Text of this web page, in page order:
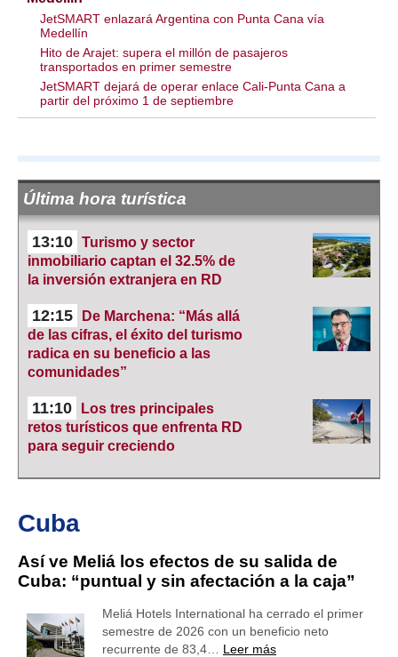
JetSMART enlazará Argentina con Punta Cana vía
Medellín
Hito de Arajet: supera el millón de pasajeros
transportados en primer semestre
JetSMART dejará de operar enlace Cali-Punta Cana a
partir del próximo 1 de septiembre
Última hora turística
13:10 Turismo y sector
inmobiliario captan el 32.5% de
la inversión extranjera en RD
12:15
De Marchena: “Más allá
de las cifras, el éxito del turismo
radica en su beneficio a las
comunidades”
11:10
Los tres principales
retos turísticos que enfrenta RD
para seguir creciendo
Cuba
Así ve Meliá los efectos de su salida de
Cuba: “puntual y sin afectación a la caja”
Meliá Hotels International ha cerrado el primer
semestre de 2026 con un beneficio neto
recurrente de 83,4… Leer más